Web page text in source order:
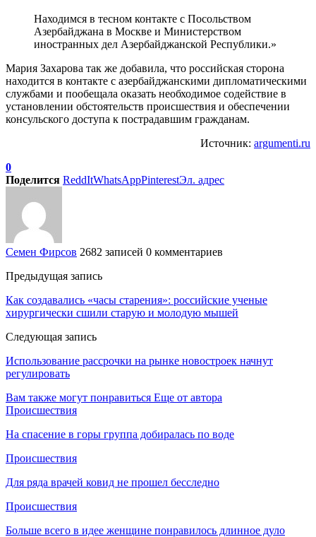
Находимся в тесном контакте с Посольством
Азербайджана в Москве и Министерством
иностранных дел Азербайджанской Республики.»
Мария Захарова так же добавила, что российская сторона
находится в контакте с азербайджанскими дипломатическими
службами и пообещала оказать необходимое содействие в
установлении обстоятельств происшествия и обеспечении
консульского доступа к пострадавшим гражданам.
Источник: argumenti.ru
0
Поделится ReddItWhatsAppPinterestЭл. адрес
Семен Фирсов 2682 записей 0 комментариев
Предыдущая запись
Как создавались «часы старения»: российские ученые
хирургически сшили старую и молодую мышей
Следующая запись
Использование рассрочки на рынке новостроек начнут
регулировать
Вам также могут понравиться Еще от автора
Происшествия
На спасение в горы группа добиралась по воде
Происшествия
Для ряда врачей ковид не прошел бесследно
Происшествия
Больше всего в идее женщине понравилось длинное дуло